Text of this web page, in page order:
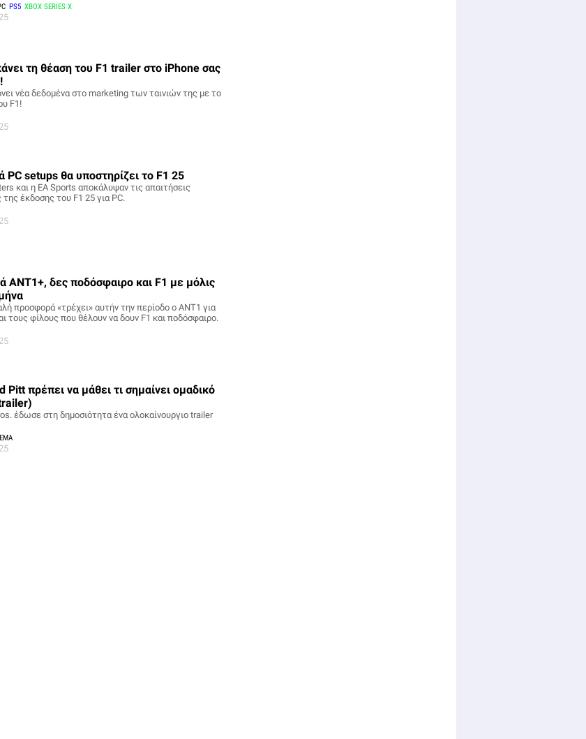
PS5 XBOX SERIES X
τη θέαση του F1 trailer στο iPhone σας
νέα δεδομένα στο marketing των ταινιών της με το
F1!
PC setups θα υποστηρίζει το F1 25
και η EA Sports αποκάλυψαν τις απαιτήσεις
έκδοσης του F1 25 για PC.
ΑΝΤ1+, δες ποδόσφαιρο και F1 με μόλις
προσφορά «τρέχει» αυτήν την περίοδο ο ANT1 για
τους φίλους που θέλουν να δουν F1 και ποδόσφαιρο.
Pitt πρέπει να μάθει τι σημαίνει ομαδικό
έδωσε στη δημοσιότητα ένα ολοκαίνουργιο trailer